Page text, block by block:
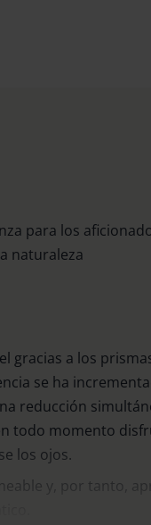
para los
naturaleza
gracias a los
se ha
reducción
todo momento
los ojos.
y, por tanto,